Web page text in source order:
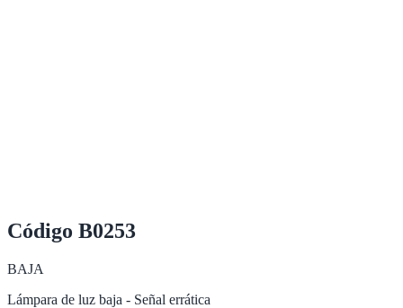
Código B0253
BAJA
Lámpara de luz baja - Señal errática